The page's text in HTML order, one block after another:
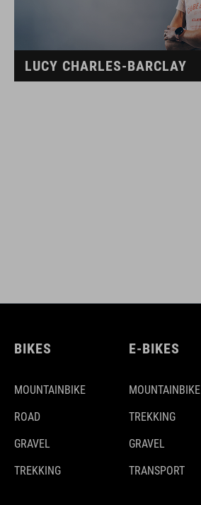
LUCY CHARLES-BARCLAY
BIKES
MOUNTAINBIKE
ROAD
GRAVEL
TREKKING
E-BIKES
MOUNTAINBIKE
TREKKING
GRAVEL
TRANSPORT